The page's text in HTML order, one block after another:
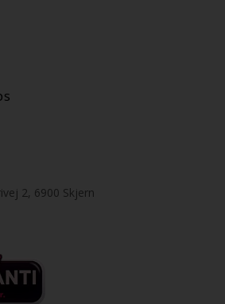
2, 6900 Skjern